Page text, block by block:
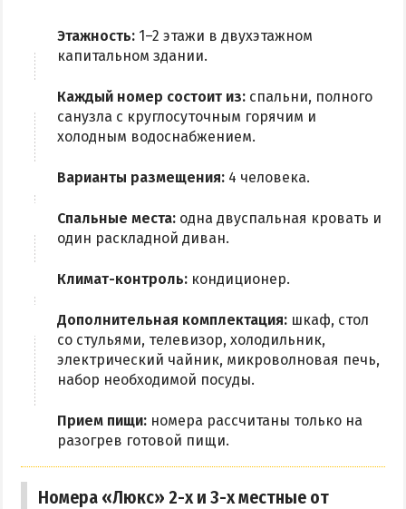
Этажность: 1–2 этажи в двухэтажном
капитальном здании.
Каждый номер состоит из: спальни, полного
санузла с круглосуточным горячим и
холодным водоснабжением.
Варианты размещения: 4 человека.
Спальные места: одна двуспальная кровать и
один раскладной диван.
Климат-контроль: кондиционер.
Дополнительная комплектация: шкаф, стол
со стульями, телевизор, холодильник,
электрический чайник, микроволновая печь,
набор необходимой посуды.
Прием пищи: номера рассчитаны только на
разогрев готовой пищи.
Номера «Люкс» 2-х и 3-х местные от